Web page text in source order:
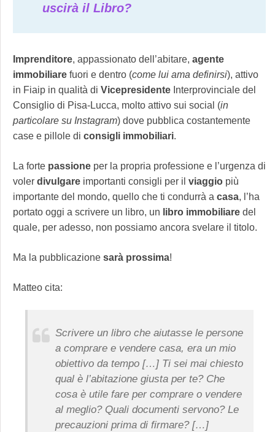
uscirà il Libro?
Imprenditore, appassionato dell’abitare, agente
immobiliare fuori e dentro (come lui ama definirsi), attivo
in Fiaip in qualità di Vicepresidente Interprovinciale del
Consiglio di Pisa-Lucca, molto attivo sui social (in
particolare su Instagram) dove pubblica costantemente
case e pillole di consigli immobiliari.
La forte passione per la propria professione e l’urgenza di
voler divulgare importanti consigli per il viaggio più
importante del mondo, quello che ti condurrà a casa, l’ha
portato oggi a scrivere un libro, un libro immobiliare del
quale, per adesso, non possiamo ancora svelare il titolo.
Ma la pubblicazione sarà prossima!
Matteo cita:
Scrivere un libro che aiutasse le persone
a comprare e vendere casa, era un mio
obiettivo da tempo […] Ti sei mai chiesto
qual è l’abitazione giusta per te? Che
cosa è utile fare per comprare o vendere
al meglio? Quali documenti servono? Le
precauzioni prima di firmare? […]